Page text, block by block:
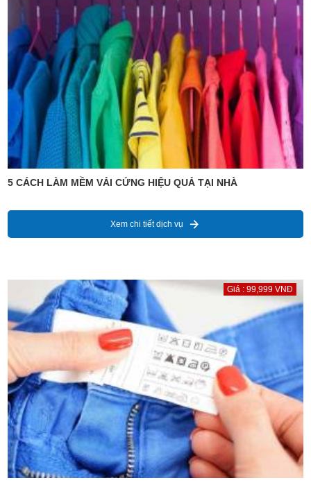
5 CÁCH LÀM MỀM VẢI CỨNG HIỆU QUẢ TẠI NHÀ
Xem chi tiết dịch vụ
Giá : 99,999 VNĐ